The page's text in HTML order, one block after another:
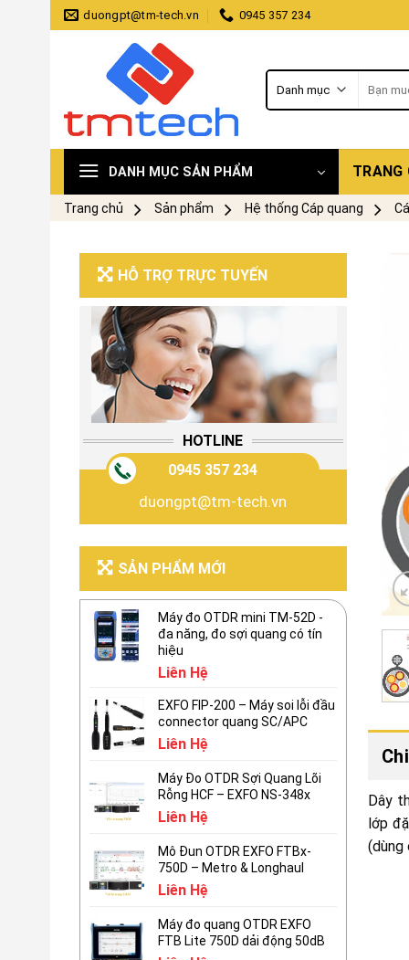
Skip
to
duongpt@tm-tech.vn 0945 357 234
kiếm:
DANH MỤC SẢN PHẨM TRANG
Trang chủ Sản phẩm Hệ thống Cáp quang
Dây
lớp
(dùng
HỖ TRỢ TRỰC TUYẾN
HOTLINE
0945 357 234
duongpt@tm-tech.vn
SẢN PHẨM MỚI
Máy đo OTDR mini TM-52D -
đa năng, đo sợi quang có tín
hiệu
Liên Hệ
EXFO FIP-200 – Máy soi lỗi đầu
connector quang SC/APC
Liên Hệ
Máy Đo OTDR Sợi Quang Lõi
Rỗng HCF – EXFO NS-348x
Liên Hệ
Mô Đun OTDR EXFO FTBx-
750D – Metro & Longhaul
Liên Hệ
Máy đo quang OTDR EXFO
FTB Lite 750D dải động 50dB